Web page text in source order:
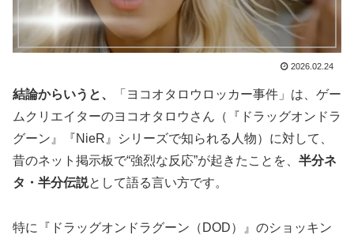
2026.02.24
結論からいうと、
「ヨコオタロウロッカー事件」は、ゲー
ムクリエイターのヨコオタロウさん（『ドラッグオンドラ
グーン』『NieR』シリーズで知られる人物）に対して、
昔のネット掲示板で“強烈な反応”が起きたことを、 半分ネ
タ・半分伝説として語る言い方です。
特に『ドラッグオンドラグーン（DOD）』のショッキン